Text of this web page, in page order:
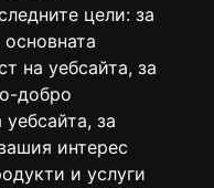
цели: за
на уебсайта, за
добро
, за
интерес
и услуги